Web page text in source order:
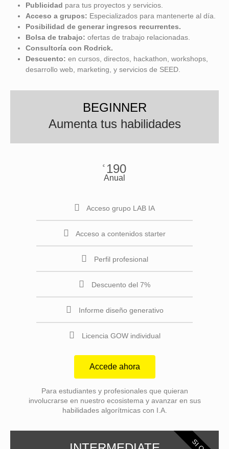
Publicidad para tus proyectos y servicios.
Acceso a grupos: Especializados para mantenerte al día.
Posibilidad de generar ingresos recurrentes.
Bolsa de trabajo: ofertas de trabajo relacionadas.
Consultoría con Rodrick.
Descuento: en cursos, directos, hackathon, workshops,
desarrollo web, marketing, y servicios de SEED.
BEGINNER
Aumenta tus habilidades
€ 190
Anual
Acceso grupo LAB IA
Acceso a contenidos starter
Perfil profesional
Descuento del 7%
Informe diseño generativo
Licencia GOW individual
Accede ahora
Para estudiantes y profesionales que quieran
involucrarse en nuestro ecosistema y avanzar en sus
habilidades algorítmicas con I.A.